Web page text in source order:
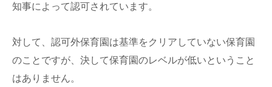
知事によって認可されています。
対して、認可外保育園は基準をクリアしていない保育園
のことですが、決して保育園のレベルが低いということ
はありません。